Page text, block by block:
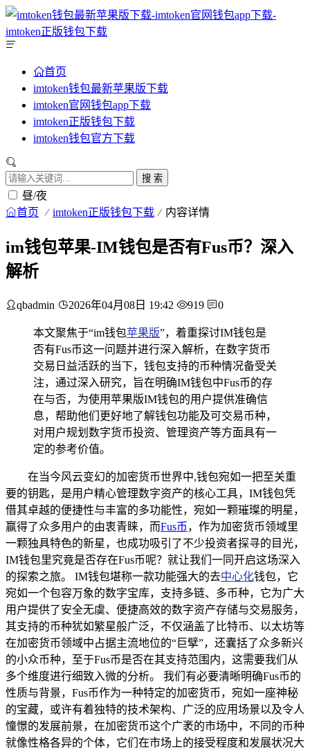
首页
imtoken钱包最新苹果版下载
imtoken官网钱包app下载
imtoken正版钱包下载
imtoken钱包官方下载
搜 索
昼/夜
首页 imtoken正版钱包下载 内容详情
im钱包苹果-IM钱包是否有Fus币？深入
解析
qbadmin 2026年04月08日 19:42 919 0
本文聚焦于“im钱包苹果版”，着重探讨IM钱包是
否有Fus币这一问题并进行深入解析，在数字货币
交易日益活跃的当下，钱包支持的币种情况备受关
注，通过深入研究，旨在明确IM钱包中Fus币的存
在与否，为使用苹果版IM钱包的用户提供准确信
息，帮助他们更好地了解钱包功能及可交易币种，
对用户规划数字货币投资、管理资产等方面具有一
定的参考价值。
在当今风云变幻的加密货币世界中,钱包宛如一把至关重
要的钥匙，是用户精心管理数字资产的核心工具，IM钱包凭
借其卓越的便捷性与丰富的多功能性，宛如一颗璀璨的明星，
赢得了众多用户的由衷青睐，而Fus币 ，作为加密货币领域里
一颗独具特色的新星，也成功吸引了不少投资者探寻的目光，
IM钱包里究竟是否存在Fus币呢？就让我们一同开启这场深入
的探索之旅。 IM钱包堪称一款功能强大的去中心化钱包，它
宛如一个包容万象的数字宝库，支持多链、多币种，它为广大
用户提供了安全无虞、便捷高效的数字资产存储与交易服务，
其支持的币种犹如繁星般广泛，不仅涵盖了比特币、以太坊等
在加密货币领域中占据主流地位的“巨擘”，还囊括了众多新兴
的小众币种，至于Fus币是否在其支持范围内，这需要我们从
多个维度进行细致入微的分析。 我们有必要清晰明确Fus币的
性质与背景，Fus币作为一种特定的加密货币，宛如一座神秘
的宝藏，或许有着独特的技术架构、广泛的应用场景以及令人
憧憬的发展前景，在加密货币这个广袤的市场中，不同的币种
就像性格各异的个体，它们在市场上的接受程度和发展状况大